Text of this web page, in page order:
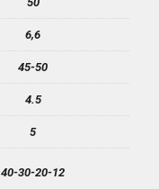
6,6
45-50
4.5
5
40-30-20-12